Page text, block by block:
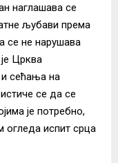
наглашава се
љубави према
се не нарушава
Црква
и сећања на
се да се
је потребно,
огледа испит срца